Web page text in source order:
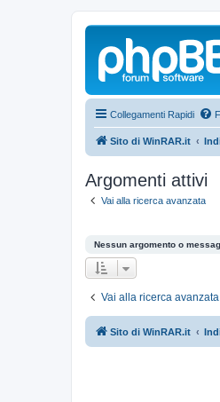
Collegamenti Rapidi
Sito di WinRAR.it
Argomenti attivi
Vai alla ricerca avanzata
Nessun argomento o
Vai alla ricerca avanzata
Sito di WinRAR.it